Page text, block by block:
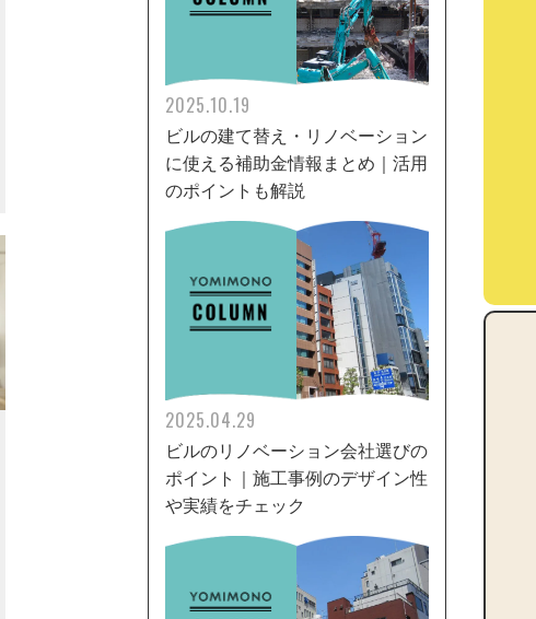
2025.10.19
ビルの建て替え・リノベーション
に使える補助金情報まとめ｜活用
のポイントも解説
2025.04.29
ビルのリノベーション会社選びの
ポイント｜施工事例のデザイン性
や実績をチェック